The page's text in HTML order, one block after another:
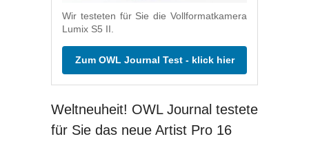
Wir testeten für Sie die Vollformatkamera
Lumix S5 II.
Zum OWL Journal Test - klick hier
Weltneuheit! OWL Journal testete
für Sie das neue Artist Pro 16